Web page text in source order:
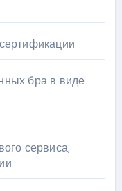
бра в виде
сервиса,